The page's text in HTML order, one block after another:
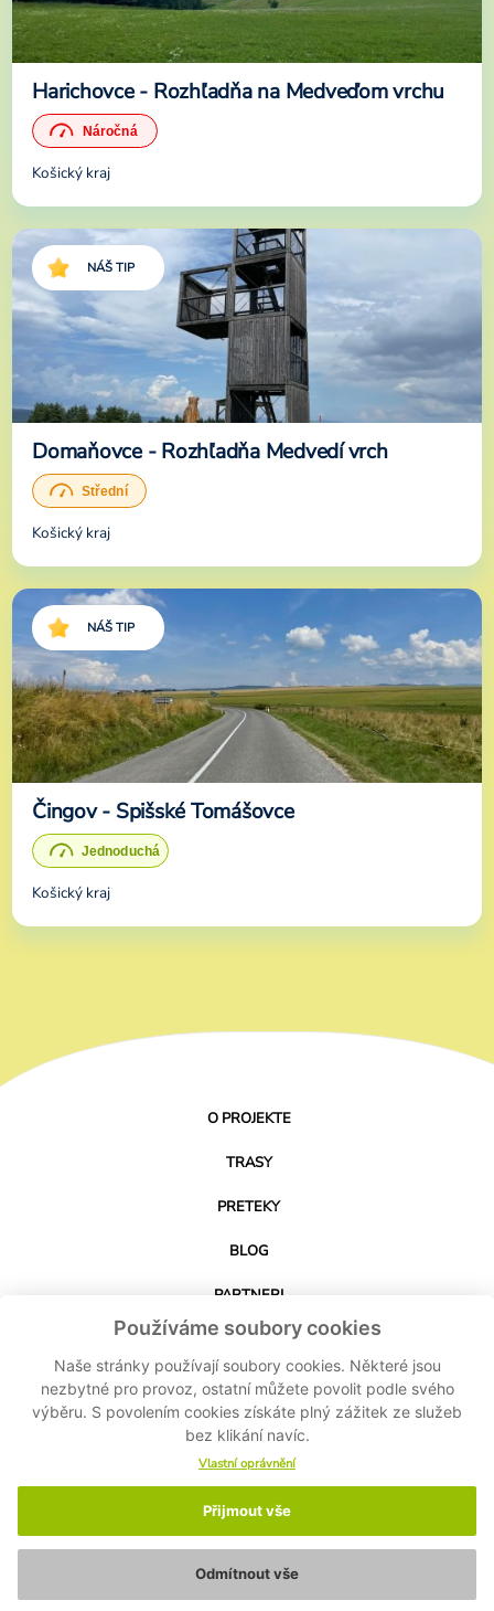
Používáme soubory cookies
Naše stránky používají soubory cookies. Některé jsou
nezbytné pro provoz, ostatní můžete povolit podle svého
výběru. S povolením cookies získáte plný zážitek ze služeb
bez klikání navíc.
Vlastní oprávnění
Přijmout vše
Odmítnout vše
Harichovce - Rozhľadňa na Medveďom vrchu
Košický kraj
NÁŠ TIP
Domaňovce - Rozhľadňa Medvedí vrch
Košický kraj
NÁŠ TIP
Čingov - Spišské Tomášovce
Košický kraj
O PROJEKTE
TRASY
PRETEKY
BLOG
PARTNERI
KONTAKT
STIAHNUŤ APLIKÁCIU
© 2024-2026 Cyklo Kubík - Všetky práva vyhradené MASPEX Slovakia sro -
Nastavenie cookies-Ochrana osobných údajov -Zásady ochrany osobných